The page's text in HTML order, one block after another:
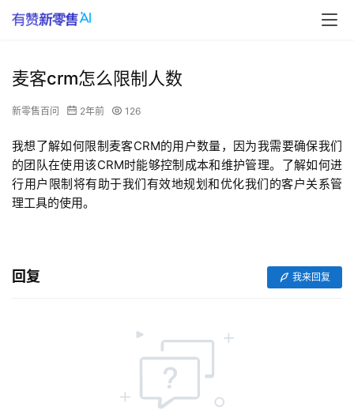
麦客crm怎么限制人数
新零售百问 2年前 126
我想了解如何限制麦客CRM的用户数量，因为我需要确保我们
的团队在使用该CRM时能够控制成本和维护管理。了解如何进
行用户限制将有助于我们有效地规划和优化我们的客户关系管
理工具的使用。
回复 我来回复